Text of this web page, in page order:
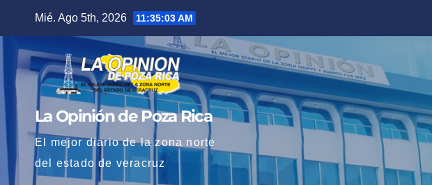
contenido
Mié. Ago 5th, 2026 11:35:04 AM
La Opinión de Poza Rica
El mejor diario de la zona norte
del estado de veracruz